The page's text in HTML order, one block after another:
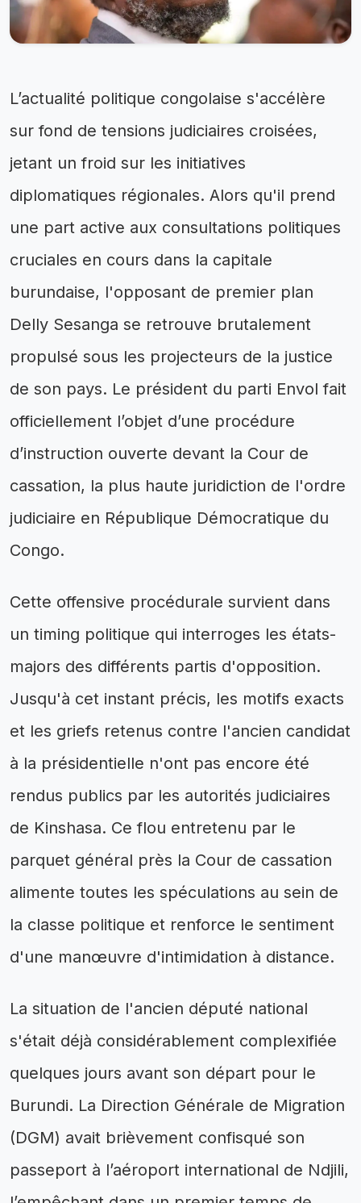
L’actualité politique congolaise s'accélère
sur fond de tensions judiciaires croisées,
jetant un froid sur les initiatives
diplomatiques régionales. Alors qu'il prend
une part active aux consultations politiques
cruciales en cours dans la capitale
burundaise, l'opposant de premier plan
Delly Sesanga se retrouve brutalement
propulsé sous les projecteurs de la justice
de son pays. Le président du parti Envol fait
officiellement l’objet d’une procédure
d’instruction ouverte devant la Cour de
cassation, la plus haute juridiction de l'ordre
judiciaire en République Démocratique du
Congo.
Cette offensive procédurale survient dans
un timing politique qui interroges les états-
majors des différents partis d'opposition.
Jusqu'à cet instant précis, les motifs exacts
et les griefs retenus contre l'ancien candidat
à la présidentielle n'ont pas encore été
rendus publics par les autorités judiciaires
de Kinshasa. Ce flou entretenu par le
parquet général près la Cour de cassation
alimente toutes les spéculations au sein de
la classe politique et renforce le sentiment
d'une manœuvre d'intimidation à distance.
La situation de l'ancien député national
s'était déjà considérablement complexifiée
quelques jours avant son départ pour le
Burundi. La Direction Générale de Migration
(DGM) avait brièvement confisqué son
passeport à l’aéroport international de Ndjili,